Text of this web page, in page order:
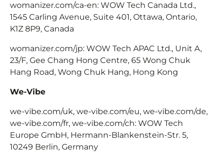
womanizer.com/ca-en: WOW Tech Canada Ltd.,
1545 Carling Avenue, Suite 401, Ottawa, Ontario,
K1Z 8P9, Canada
womanizer.com/jp: WOW Tech APAC Ltd., Unit A,
23/F, Gee Chang Hong Centre, 65 Wong Chuk
Hang Road, Wong Chuk Hang, Hong Kong
We-Vibe
we-vibe.com/uk, we-vibe.com/eu, we-vibe.com/de,
we-vibe.com/fr, we-vibe.com/ch: WOW Tech
Europe GmbH, Hermann-Blankenstein-Str. 5,
10249 Berlin, Germany